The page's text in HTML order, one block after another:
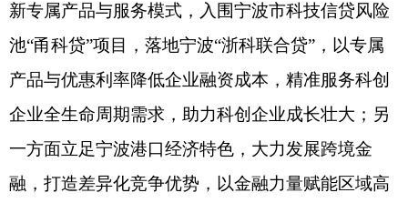
新专属产品与服务模式，入围宁波市科技信贷风险
池“甬科贷”项目，落地宁波“浙科联合贷”，以专属
产品与优惠利率降低企业融资成本，精准服务科创
企业全生命周期需求，助力科创企业成长壮大；另
一方面立足宁波港口经济特色，大力发展跨境金
融，打造差异化竞争优势，以金融力量赋能区域高